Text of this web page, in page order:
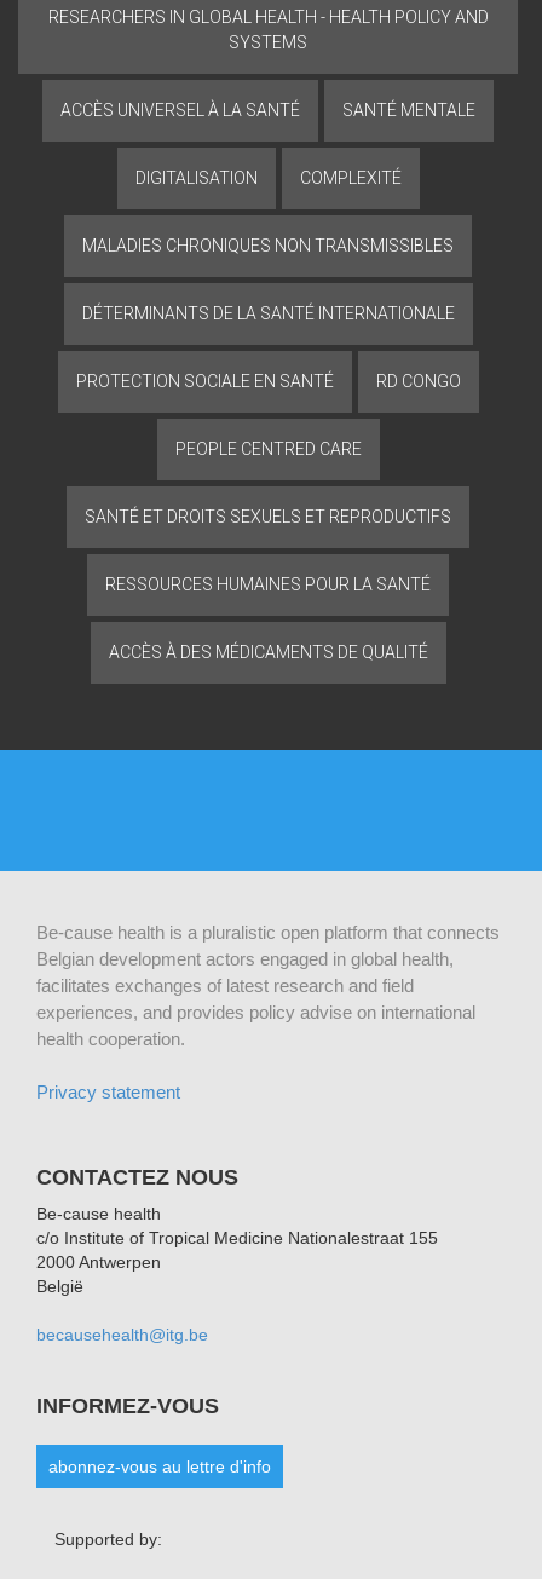
RESEARCHERS IN GLOBAL HEALTH - HEALTH POLICY AND
SYSTEMS
ACCÈS UNIVERSEL À LA SANTÉ SANTÉ MENTALE
DIGITALISATION COMPLEXITÉ
MALADIES CHRONIQUES NON TRANSMISSIBLES
DÉTERMINANTS DE LA SANTÉ INTERNATIONALE
PROTECTION SOCIALE EN SANTÉ RD CONGO
PEOPLE CENTRED CARE
SANTÉ ET DROITS SEXUELS ET REPRODUCTIFS
RESSOURCES HUMAINES POUR LA SANTÉ
ACCÈS À DES MÉDICAMENTS DE QUALITÉ
Be-cause health is a pluralistic open platform that connects
Belgian development actors engaged in global health,
facilitates exchanges of latest research and field
experiences, and provides policy advise on international
health cooperation.
Privacy statement
CONTACTEZ NOUS
Be-cause health
c/o Institute of Tropical Medicine Nationalestraat 155
2000 Antwerpen
België
becausehealth@itg.be
INFORMEZ-VOUS
abonnez-vous au lettre d'info
Supported by: